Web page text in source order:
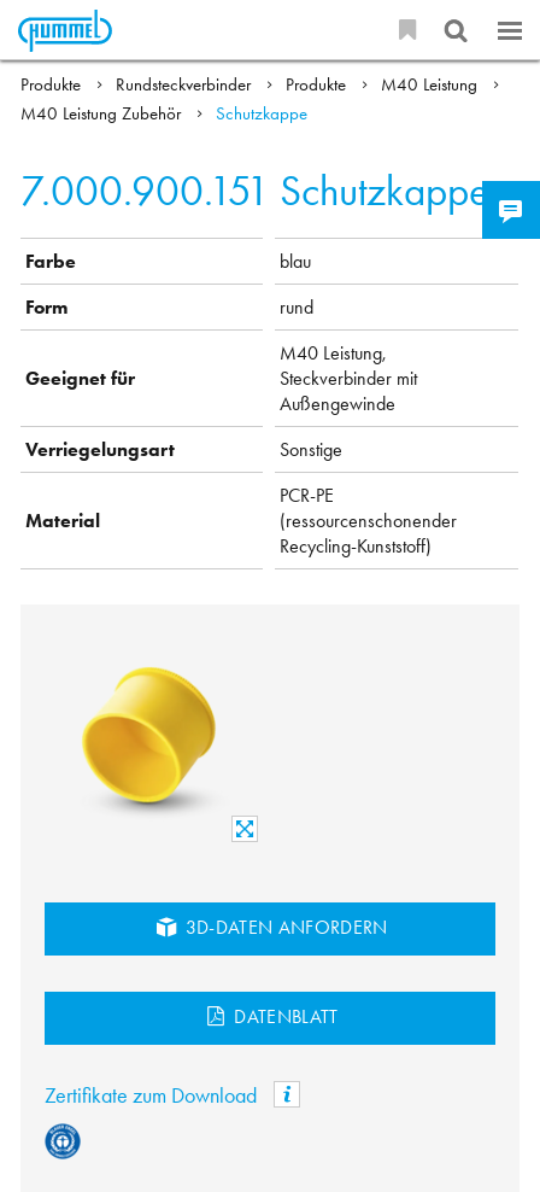
Produkte Rundsteckverbinder Produkte
M40 Leistung
M40 Leistung Zubehör
Schutzkappe
7.000.900.151 Schutzkappe
Farbe
blau
Form
rund
Geeignet für
M40 Leistung,
Steckverbinder mit
Außengewinde
Verriegelungsart
Sonstige
Material
PCR-PE
(ressourcenschonender
Recycling-Kunststoff)
3D-DATEN ANFORDERN
DATENBLATT
Zertifikate zum Download